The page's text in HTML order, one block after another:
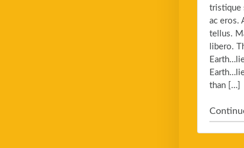
tristique
ac eros.
tellus.
libero.
than […]